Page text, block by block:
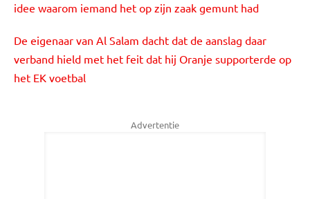
idee waarom iemand het op zijn zaak gemunt had
De eigenaar van Al Salam dacht dat de aanslag daar
verband hield met het feit dat hij Oranje supporterde op
het EK voetbal
Advertentie